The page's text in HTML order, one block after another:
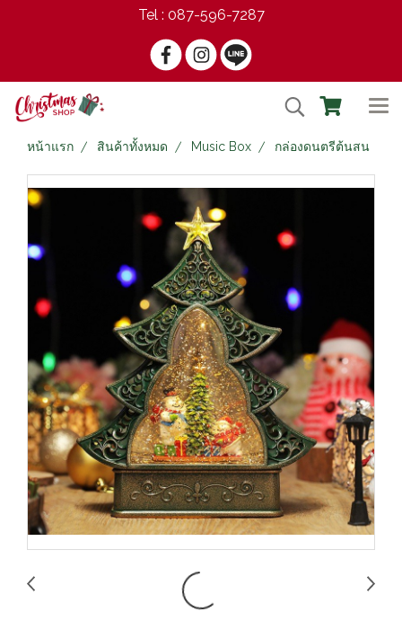
Tel : 087-596-7287
หน้าแรก สินค้าทั้งหมด Music Box กล่องดนตรีต้นสน